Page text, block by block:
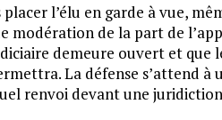
placer l’élu en garde à vue,
modération de la part de
demeure ouvert et que
La défense s’attend
renvoi devant une